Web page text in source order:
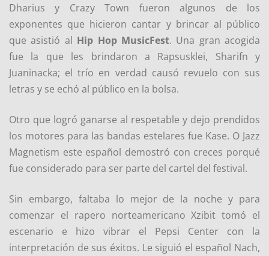
Dharius y Crazy Town fueron algunos de los
exponentes que hicieron cantar y brincar al público
que asistió al Hip Hop MusicFest. Una gran acogida
fue la que les brindaron a Rapsusklei, Sharifn y
Juaninacka; el trío en verdad causó revuelo con sus
letras y se echó al público en la bolsa.
Otro que logró ganarse al respetable y dejo prendidos
los motores para las bandas estelares fue Kase. O Jazz
Magnetism este español demostró con creces porqué
fue considerado para ser parte del cartel del festival.
Sin embargo, faltaba lo mejor de la noche y para
comenzar el rapero norteamericano Xzibit tomó el
escenario e hizo vibrar el Pepsi Center con la
interpretación de sus éxitos. Le siguió el español Nach,